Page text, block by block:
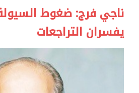
ناجي فرج: ضغوط
يفسران التراجعات